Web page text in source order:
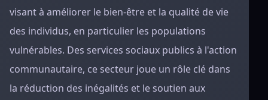
visant à améliorer le bien-être et la qualité de vie
des individus, en particulier les populations
vulnérables. Des services sociaux publics à l'action
communautaire, ce secteur joue un rôle clé dans
la réduction des inégalités et le soutien aux